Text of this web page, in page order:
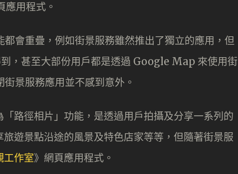
應用程式。
會重疊，例如街景服務雖然推出了獨立的應用，但
，甚至大部份用戶都是透過 Google Map 來使用街
景服務應用並不感到意外。
路徑相片」功能，是透過用戶拍攝及分享一系列的
遊景點沿途的風景及特色店家等等，但隨著街景服
工作室》網頁應用程式。